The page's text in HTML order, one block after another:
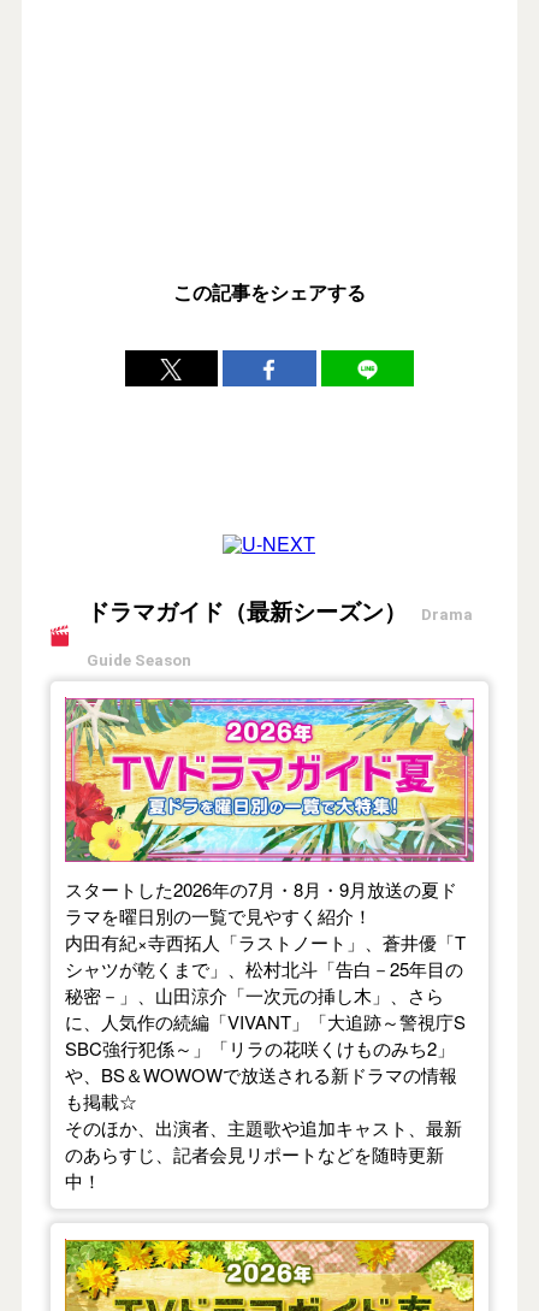
この記事をシェアする
ドラマガイド（最新シーズン） Drama
Guide Season
【2026年夏】TVドラマガイド
スタートした2026年の7月・8月・9月放送の夏ド
ラマを曜日別の一覧で見やすく紹介！
内田有紀×寺西拓人「ラストノート」、蒼井優「T
シャツが乾くまで」、松村北斗「告白－25年目の
秘密－」、山田涼介「一次元の挿し木」、さら
に、人気作の続編「VIVANT」「大追跡～警視庁S
SBC強行犯係～」「リラの花咲くけものみち2」
や、BS＆WOWOWで放送される新ドラマの情報
も掲載☆
そのほか、出演者、主題歌や追加キャスト、最新
のあらすじ、記者会見リポートなどを随時更新
中！
【2026年春】TVドラマガイド